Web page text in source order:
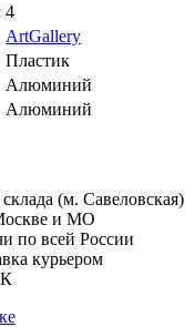
4
ArtGallery
Пластик
Алюминий
Алюминий
(м. Савеловская)
и МО
по всей России
курьером